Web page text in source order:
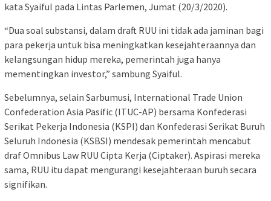
kata Syaiful pada Lintas Parlemen, Jumat (20/3/2020).
“Dua soal substansi, dalam draft RUU ini tidak ada jaminan bagi
para pekerja untuk bisa meningkatkan kesejahteraannya dan
kelangsungan hidup mereka, pemerintah juga hanya
mementingkan investor,” sambung Syaiful.
Sebelumnya, selain Sarbumusi, International Trade Union
Confederation Asia Pasific (ITUC-AP) bersama Konfederasi
Serikat Pekerja Indonesia (KSPI) dan Konfederasi Serikat Buruh
Seluruh Indonesia (KSBSI) mendesak pemerintah mencabut
draf Omnibus Law RUU Cipta Kerja (Ciptaker). Aspirasi mereka
sama, RUU itu dapat mengurangi kesejahteraan buruh secara
signifikan.